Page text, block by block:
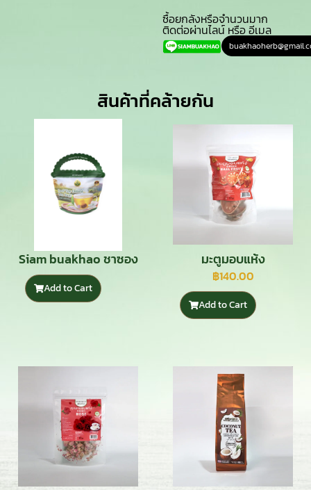
ซื้อยกลังหรือจำนวนมาก
ติดต่อผ่านไลน์ หรือ อีเมล
สินค้าที่คล้ายกัน
Siam buakhao ชาซอง
อู่หลง
Add to Cart
มะตูมอบแห้ง
฿140.00
Add to Cart